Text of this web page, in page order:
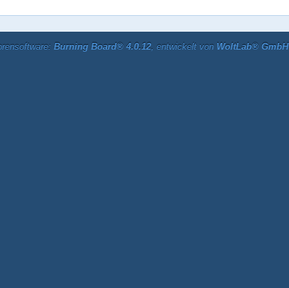
Burning Board® 4.0.12, entwickelt von WoltLab® GmbH